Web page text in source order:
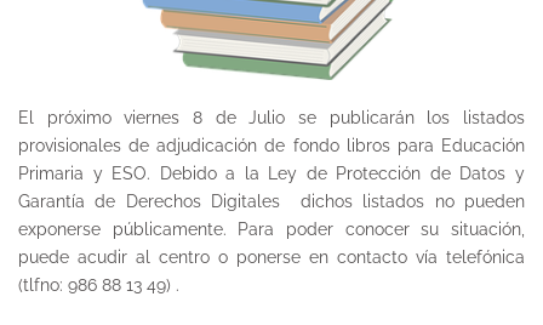
El próximo viernes 8 de Julio se publicarán los listados
provisionales de adjudicación de fondo libros para Educación
Primaria y ESO. Debido a la Ley de Protección de Datos y
Garantía de Derechos Digitales dichos listados no pueden
exponerse públicamente. Para poder conocer su situación,
puede acudir al centro o ponerse en contacto vía telefónica
(tlfno: 986 88 13 49) .